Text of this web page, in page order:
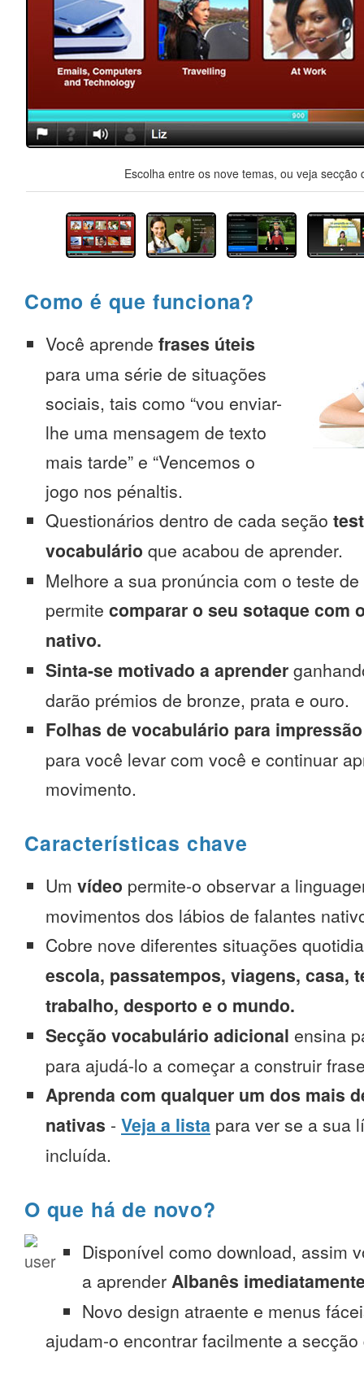
Escolha entre os nove temas, ou veja secção
Como é que funciona?
Você aprende frases úteis
para uma série de situações
sociais, tais como “vou enviar-
lhe uma mensagem de texto
mais tarde” e “Vencemos o
jogo nos pénaltis.
Questionários dentro de cada seção
vocabulário que acabou de aprender.
Melhore a sua pronúncia com o teste
permite comparar o seu sotaque com
nativo.
Sinta-se motivado a aprender
darão prémios de bronze, prata e ouro.
Folhas de vocabulário para impressão
para você levar com você e continuar
movimento.
Características chave
Um vídeo permite-o observar a
movimentos dos lábios de falantes
Cobre nove diferentes situações
escola, passatempos, viagens, casa,
trabalho, desporto e o mundo.
Secção vocabulário adicional ensina
para ajudá-lo a começar a construir
Aprenda com qualquer um dos mais
nativas - Veja a lista para ver se a sua
incluída.
O que há de novo?
Disponível como download, assim
a aprender Albanês
Novo design atraente e menus
ajudam-o encontrar facilmente a